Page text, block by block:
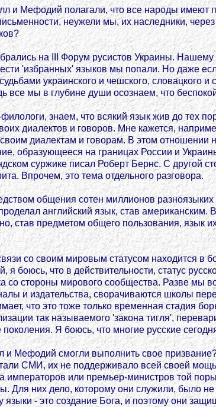
и Мефодий полагали, что все народы имеют
неужели мы, их наследники,
на III Форум русистов Украины.
'избранных' языков мы попали. Но даже
украинского и чешского, словацкого и
все мы в глубине души осознаем, что
знаем, что всякий язык жив до тех
диалектов и говоров. Мне кажется,
диалектам и говорам. В этом
образующееся на границах России и
суржике писал Роберт Бернс. С другой
Впрочем, это тема отдельного разговора.
общения сотен миллионов
английский язык, став
став предметом общего пользования, язык
со своим мировым статусом находится
я боюсь, что в действительности, статус
со стороны мирового сообщества. Разве мы
и издательства, сворачиваются школы
что это тоже только временная стадия
так называемого 'закона тигля',
Я боюсь, что многие русские
и Мефодий смогли выполнить свое
СМИ, их не поддерживало всей своей
или премьер-министров той
Для них дело, которому они служили,
языки - это создание Бога, и поэтому они